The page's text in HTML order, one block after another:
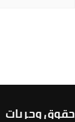
حقوق وحريات